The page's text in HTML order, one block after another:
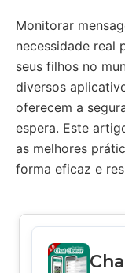
Monitorar
necessidade real
seus filhos no
diversos
oferecem a
espera. Este
as melhores
forma eficaz e